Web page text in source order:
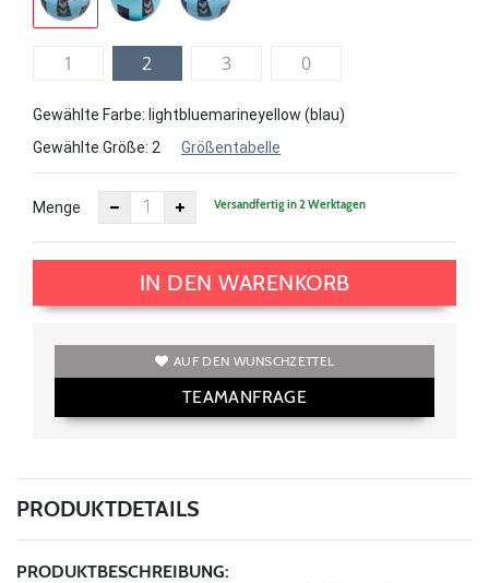
1 2 3 0
Gewählte Farbe: lightbluemarineyellow (blau)
Gewählte Größe: 2 Größentabelle
Menge Versandfertig in 2 Werktagen
IN DEN WARENKORB
AUF DEN WUNSCHZETTEL
TEAMANFRAGE
PRODUKTDETAILS
PRODUKTBESCHREIBUNG: